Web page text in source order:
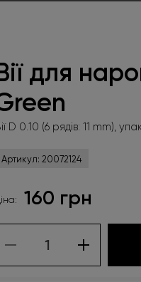
для
D 0.10 (6 рядів: 11 mm),
Артикул: 20072124
160 грн